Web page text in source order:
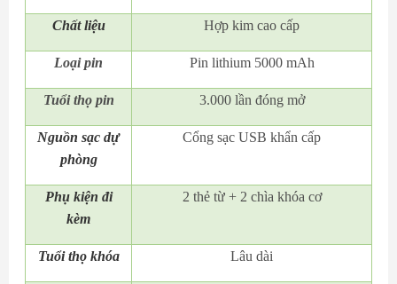
Chất liệu Hợp kim cao cấp
Loại pin Pin lithium 5000 mAh
Tuổi thọ pin 3.000 lần đóng mở
Nguồn sạc dự
phòng
Cổng sạc USB khẩn cấp
Phụ kiện đi
kèm
2 thẻ từ + 2 chìa khóa cơ
Tuổi thọ khóa Lâu dài